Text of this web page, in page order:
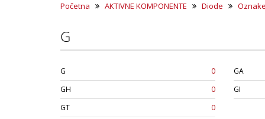
Početna AKTIVNE KOMPONENTE Diode
G
G 0
GA
GH
0
GI
GT
0